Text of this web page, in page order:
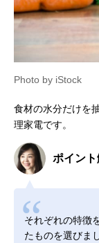
Photo by iStock
食材の水分だけを
理家電です。
ポイン
それぞれの特徴
たものを選びま